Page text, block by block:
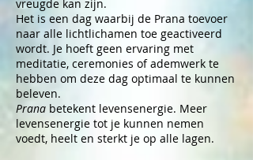
vreugde kan zijn.
Het is een dag waarbij de Prana toevoer
naar alle lichtlichamen toe geactiveerd
wordt. Je hoeft geen ervaring met
meditatie, ceremonies of ademwerk te
hebben om deze dag optimaal te kunnen
beleven.
Prana betekent levensenergie. Meer
levensenergie tot je kunnen nemen
voedt, heelt en sterkt je op alle lagen.